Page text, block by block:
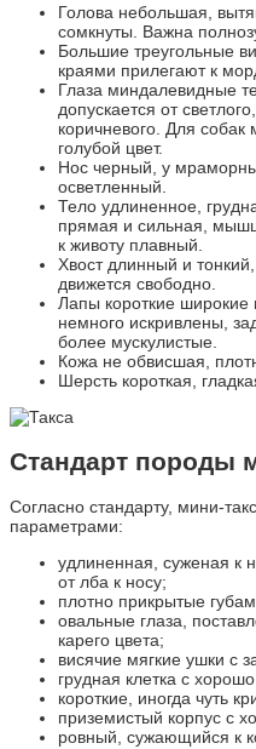
Голова небольшая,
сомкнуты. Важна
Большие треугольные
краями прилегают к
Глаза миндалевидные
допускается от
коричневого. Для
голубой цвет.
Нос черный, у
осветленный.
Тело удлиненное,
прямая и сильная,
к животу плавный.
Хвост длинный и
движется свободно.
Лапы короткие
немного искривлены,
более мускулистые.
Кожа не обвисшая,
Шерсть короткая,
Стандарт породы
Согласно стандарту, мини-
параметрами:
удлиненная, суженая к
от лба к носу;
плотно прикрытые
овальные глаза,
карего цвета;
висячие мягкие ушки с
грудная клетка с
короткие, иногда чуть
приземистый корпус с
ровный, сужающийся к